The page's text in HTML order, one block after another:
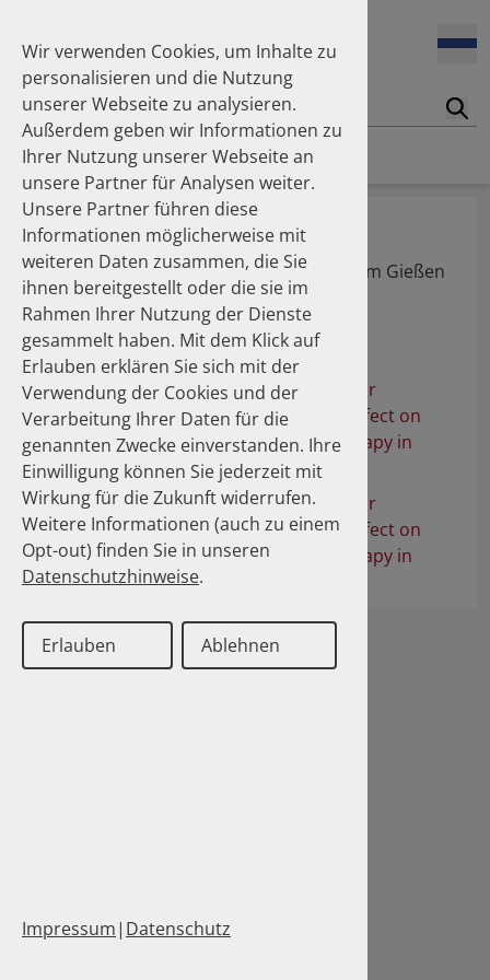
Homepage Publikationen Über die Autoren
Dr. med. Ziller, Volker
Klinik für Gynäkologie, Universitätsklinikum Gießen
und Marburg
Publikationen
Switching from branded alendronate or
risedronate to generic alendronate: effect on
persistence with bisphosphonate therapy in
Germany
Switching from branded alendronate or
risedronate to generic alendronate: effect on
persistence with bisphosphonate therapy in
Germany
Wir verwenden Cookies, um Inhalte zu
personalisieren und die Nutzung
unserer Webseite zu analysieren.
Außerdem geben wir Informationen zu
Ihrer Nutzung unserer Webseite an
unsere Partner für Analysen weiter.
Unsere Partner führen diese
Informationen möglicherweise mit
weiteren Daten zusammen, die Sie
ihnen bereitgestellt oder die sie im
Rahmen Ihrer Nutzung der Dienste
gesammelt haben. Mit dem Klick auf
Erlauben erklären Sie sich mit der
Verwendung der Cookies und der
Verarbeitung Ihrer Daten für die
genannten Zwecke einverstanden. Ihre
Einwilligung können Sie jederzeit mit
Wirkung für die Zukunft widerrufen.
Weitere Informationen (auch zu einem
Opt-out) finden Sie in unseren
Datenschutzhinweise.
Erlauben Ablehnen
Impressum| Datenschutz